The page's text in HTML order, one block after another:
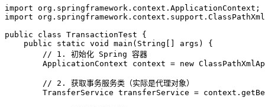
import
import
public
class TransactionTest {
public
static void main (String[] args)
{
// 1. 初始化 Spring 容器
ApplicationContext
context = new
// 2. 获取事务服务类（实际是代理对象）
TransferService transferService =